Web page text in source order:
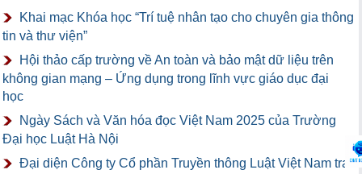
Khai mạc Khóa học “Trí tuệ nhân tạo cho chuyên gia thông
tin và thư viện”
Hội thảo cấp trường về An toàn và bảo mật dữ liệu trên
không gian mạng – Ứng dụng trong lĩnh vực giáo dục đại
học
Ngày Sách và Văn hóa đọc Việt Nam 2025 của Trường
Đại học Luật Hà Nội
Đại diện Công ty Cổ phần Truyền thông Luật Việt Nam trao